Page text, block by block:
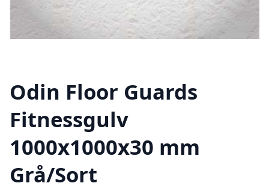
Odin Floor Guards
Fitnessgulv
1000x1000x30 mm
Grå/Sort